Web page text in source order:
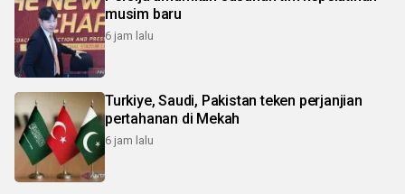
musim baru
6 jam lalu
Turkiye, Saudi, Pakistan teken perjanjian
pertahanan di Mekah
6 jam lalu